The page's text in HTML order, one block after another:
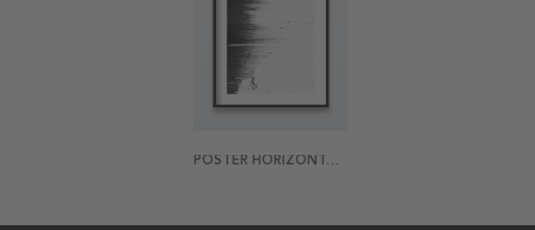
POSTER HORIZONTAL TENSION